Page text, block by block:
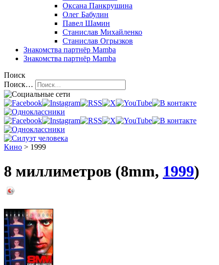
Оксана Панкрушина
Олег Бабулин
Павел Шамин
Станислав Михайленко
Станислав Огрызков
Знакомства партнёр Mamba
Знакомства партнёр Mamba
Поиск
Поиск…
Кино > 1999
8 миллиметров (8mm, 1999)